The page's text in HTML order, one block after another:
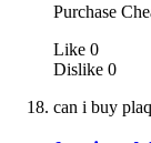
Purchase
Like 0
Dislike 0
can i buy